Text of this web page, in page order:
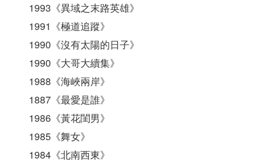
1993《異域之末路英雄》
1991《極道追蹤》
1990《沒有太陽的日子》
1990《大哥大續集》
1988《海峽兩岸》
1887《最愛是誰》
1986《黃花閨男》
1985《舞女》
1984《北南西東》